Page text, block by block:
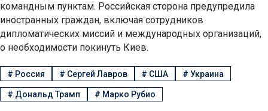
командным пунктам. Российская сторона предупредила
иностранных граждан, включая сотрудников
дипломатических миссий и международных организаций,
о необходимости покинуть Киев.
# Россия # Сергей Лавров # США #Украина
# Дональд Трамп # Марко Рубио